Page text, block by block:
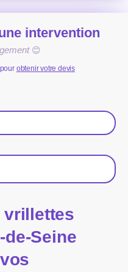
intervention
😊
obtenir votre devis
vrillettes
Seine